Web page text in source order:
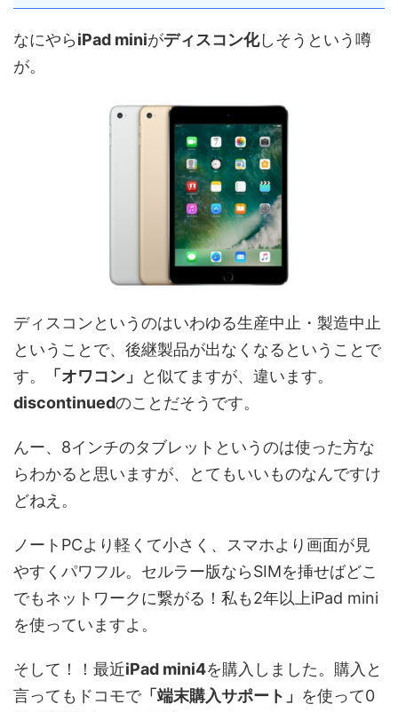
なにやらiPad miniがディスコン化しそうという噂
が。
ディスコンというのはいわゆる生産中止・製造中止
ということで、後継製品が出なくなるということで
す。
「オワコン」
と似てますが、違います。
discontinuedのことだそうです。
んー、8インチのタブレットというのは使った方な
らわかると思いますが、とてもいいものなんですけ
どねえ。
ノートPCより軽くて小さく、スマホより画面が見
やすくパワフル。セルラー版ならSIMを挿せばどこ
でもネットワークに繋がる！私も2年以上iPad mini
を使っていますよ。
そして！！最近iPad mini4を購入しました。購入と
言ってもドコモで「端末購入サポート」 を使って0